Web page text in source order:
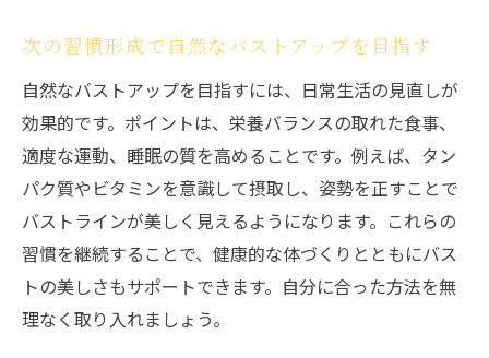
次の習慣形成で自然なバストアップを目指す
自然なバストアップを目指すには、日常生活の見直しが
効果的です。ポイントは、栄養バランスの取れた食事、
適度な運動、睡眠の質を高めることです。例えば、タン
パク質やビタミンを意識して摂取し、姿勢を正すことで
バストラインが美しく見えるようになります。これらの
習慣を継続することで、健康的な体づくりとともにバス
トの美しさもサポートできます。自分に合った方法を無
理なく取り入れましょう。